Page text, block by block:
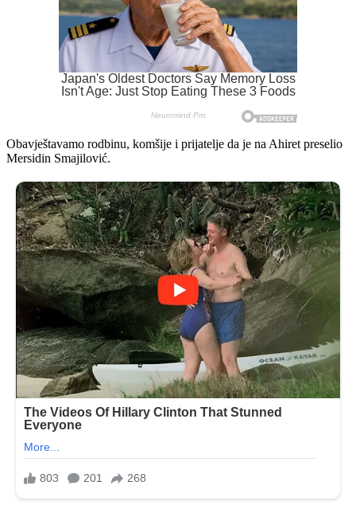
Obavještavamo rodbinu, komšije i prijatelje da je na Ahiret preselio
Mersidin Smajilović.